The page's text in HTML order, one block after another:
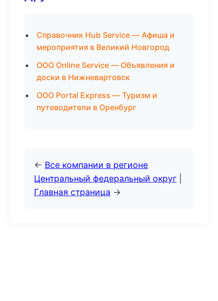
Справочник Hub Service — Афиша и
мероприятия в Великий Новгород
ООО Online Service — Объявления и
доски в Нижневартовск
ООО Portal Express — Туризм и
путеводители в Оренбург
← Все компании в регионе
Центральный федеральный округ
Главная страница →